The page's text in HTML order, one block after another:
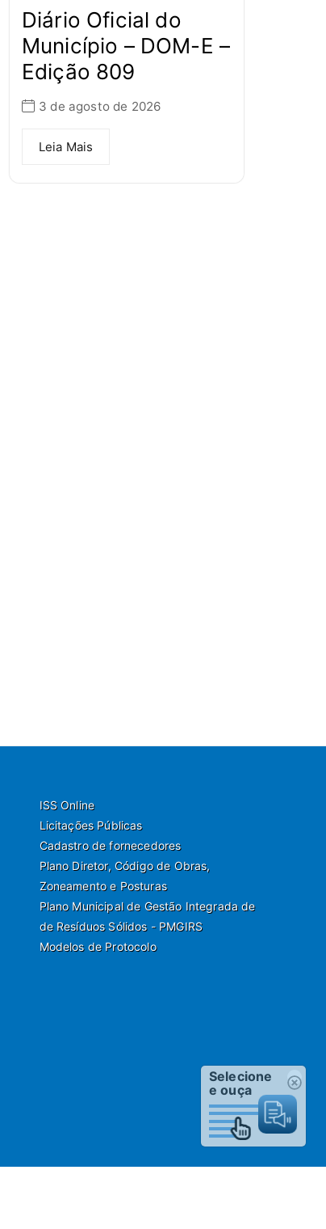
Diário Oficial do
Município – DOM-E –
Edição 809
3 de agosto de 2026
Leia Mais
ISS Online
Licitações Públicas
Cadastro de fornecedores
Plano Diretor, Código de Obras,
Zoneamento e Posturas
Plano Municipal de Gestão Integrada de
de Resíduos Sólidos - PMGIRS
Modelos de Protocolo
Selecione
e ouça